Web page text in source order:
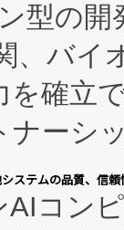
型の
、バイ
を確立
ナーシ
績ある
プ
ステムの品質、信
AIコン